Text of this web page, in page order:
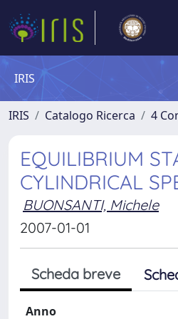
IRIS
IRIS Catalogo Ricerca 4
EQUILIBRIUM
CYLINDRICAL
BUONSANTI, Michele
2007-01-01
Scheda breve
Anno